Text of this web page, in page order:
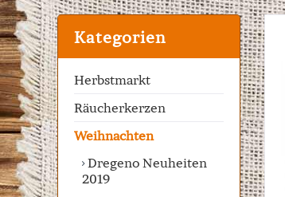
Kategorien
Herbstmarkt
Räucherkerzen
Weihnachten
Dregeno Neuheiten
2019